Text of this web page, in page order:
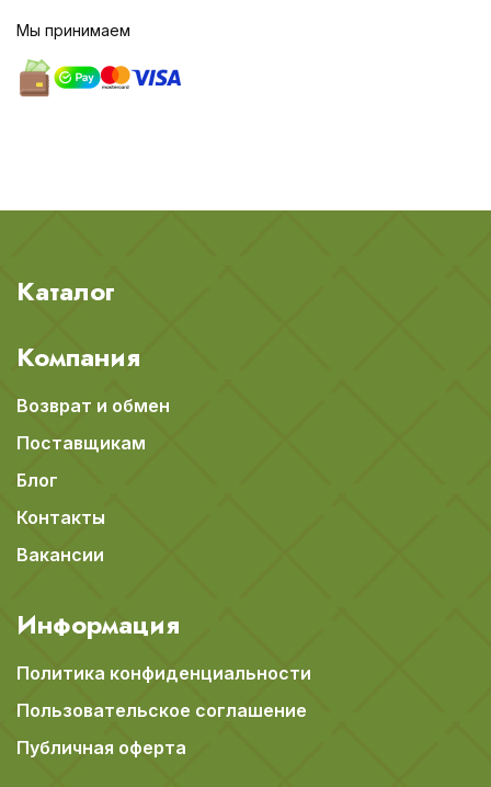
Мы принимаем
Каталог
Компания
Возврат и обмен
Поставщикам
Блог
Контакты
Вакансии
Информация
Политика конфиденциальности
Пользовательское соглашение
Публичная оферта